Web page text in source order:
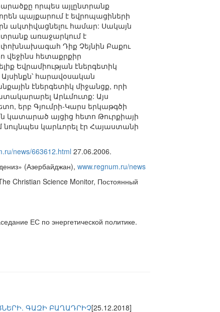
որպես այլընտրանք
պայքարում է եվրոպացիների
ակտիվացնելու համար: Սակայն
առաջարկում է
Դիք Չեյնին Բաքու
վեջինս հետաքրքիր
Եվրամիության էներգետիկ
Այսինքն՝ հարավօսական
էներգետիկ միջանցք, որի
Արևմուտք: Այս
երբ Գյումրի-Կարս երկաթգծի
կատարած այցից հետո Թուրքիայի
կարևորել էր Հայաստանի
news/663612.html 27.06.2006.
(Азербайджан), www.regnum.ru/news
Christian Science Monitor, Постоянный
ЕС по энергетической политике.
ԳԱԶԻ ԲԱՂԱԴՐԻՉ[25.12.2018]